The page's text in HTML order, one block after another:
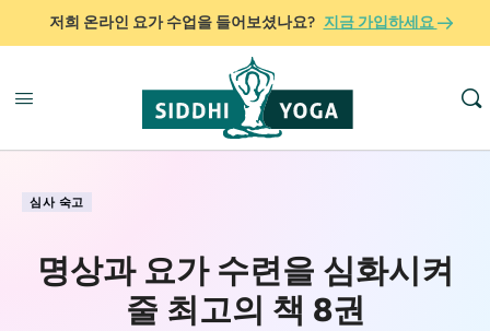
저희 온라인 요가 수업을 들어보셨나요? 지금 가입하세요
심사 숙고
명상과 요가 수련을 심화시켜
줄 최고의 책 8권